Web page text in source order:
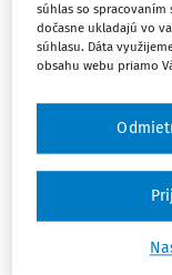
portálu
Bystrica
prostredníctvom
Riaditeľ školy
výsledku
formyinternej
Výsledkové listiny
MS budú do
súhlas so
dočasne ukladajú vo
súhlasu. Dáta
obsahu webu priamo